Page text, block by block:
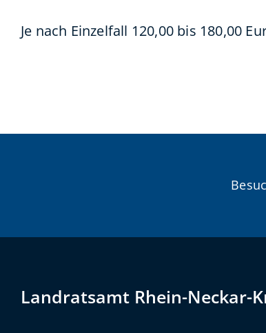
Je nach Einzelfall 120,00 bis 180,00
Landratsamt Rhein-Neckar-